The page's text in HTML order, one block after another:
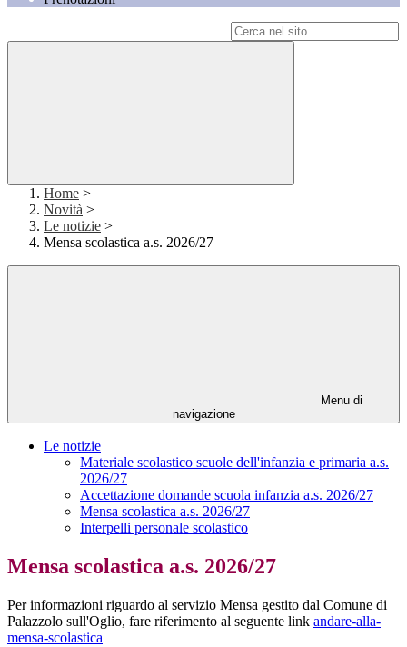
Home >
Novità >
Le notizie >
Mensa scolastica a.s. 2026/27
Menu di
navigazione
Le notizie
Materiale scolastico scuole dell'infanzia e primaria a.s.
2026/27
Accettazione domande scuola infanzia a.s. 2026/27
Mensa scolastica a.s. 2026/27
Interpelli personale scolastico
Mensa scolastica a.s. 2026/27
Per informazioni riguardo al servizio Mensa gestito dal Comune di
Palazzolo sull'Oglio, fare riferimento al seguente link andare-alla-
mensa-scolastica